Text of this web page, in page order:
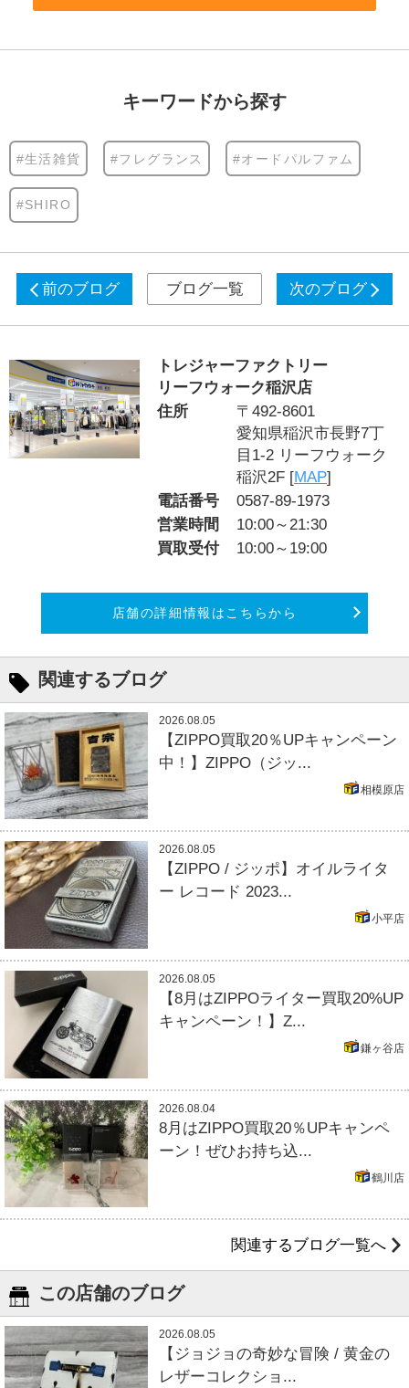
キーワードから探す
#生活雑貨 #フレグランス #オードパルファム
#SHIRO
前のブログ ブログ一覧 次のブログ
トレジャーファクトリー
リーフウォーク稲沢店
住所
〒492-8601
愛知県稲沢市長野7丁
目1-2 リーフウォーク
稲沢2F [MAP]
電話番号
0587-89-1973
営業時間
10:00～21:30
買取受付
10:00～19:00
店舗の詳細情報はこちらから
関連するブログ
2026.08.05
【ZIPPO買取20％UPキャンペーン
中！】ZIPPO（ジッ...
相模原店
2026.08.05
【ZIPPO / ジッポ】オイルライタ
ー レコード 2023...
小平店
2026.08.05
【8月はZIPPOライター買取20%UP
キャンペーン！】Z...
鎌ヶ谷店
2026.08.04
8月はZIPPO買取20％UPキャンペ
ーン！ぜひお持ち込...
鶴川店
関連するブログ一覧へ
この店舗のブログ
2026.08.05
【ジョジョの奇妙な冒険 / 黄金の
レザーコレクショ...